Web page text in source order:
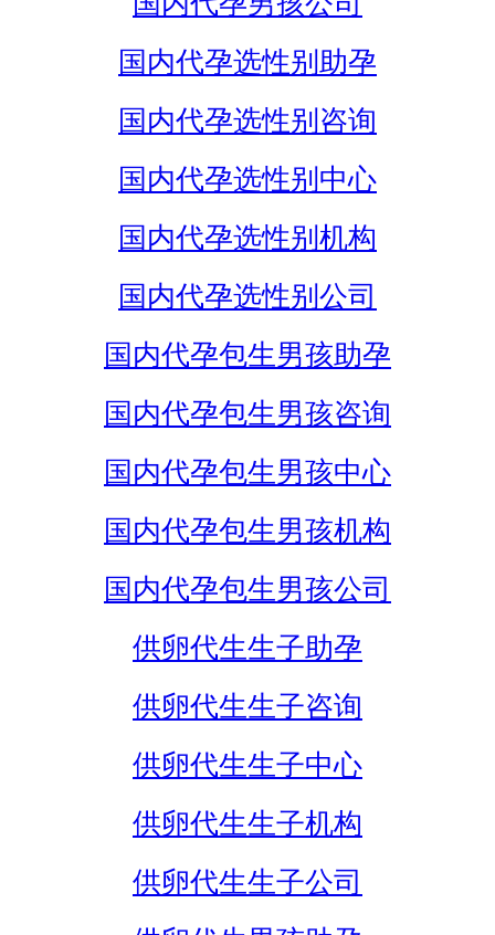
国内代孕选性别助孕
国内代孕选性别咨询
国内代孕选性别中心
国内代孕选性别机构
国内代孕选性别公司
国内代孕包生男孩助孕
国内代孕包生男孩咨询
国内代孕包生男孩中心
国内代孕包生男孩机构
国内代孕包生男孩公司
供卵代生生子助孕
供卵代生生子咨询
供卵代生生子中心
供卵代生生子机构
供卵代生生子公司